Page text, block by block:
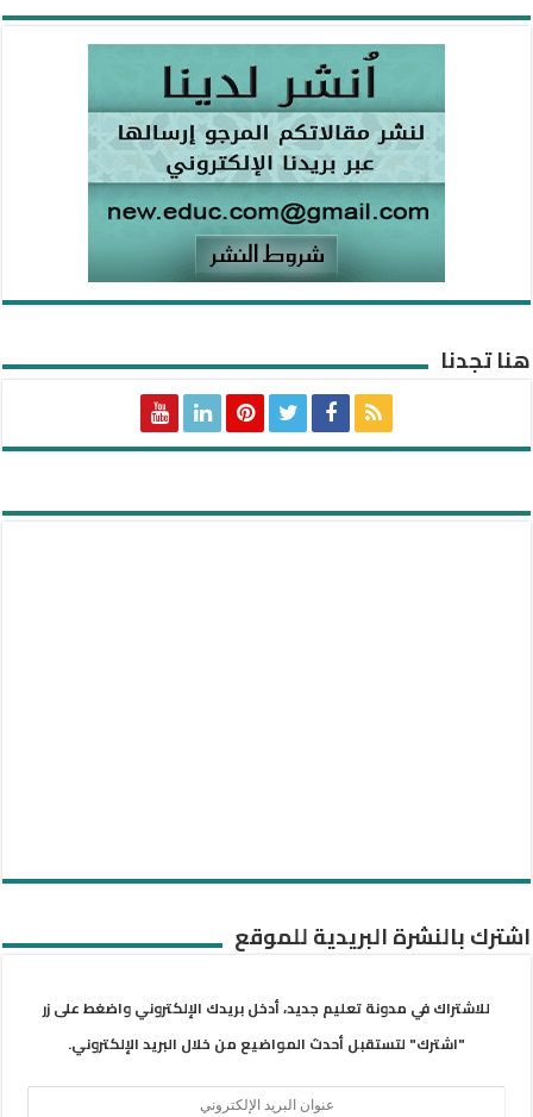
هنا تجدنا
اشترك بالنشرة البريدية للموقع
للاشتراك في مدونة تعليم جديد، أدخل بريدك الإلكتروني واضغط على زر
"اشترك" لتستقبل أحدث المواضيع من خلال البريد الإلكتروني.